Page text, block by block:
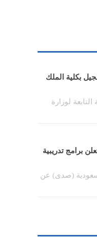
بكلية الملك
لوزارة
برامج تدريبية
(صدى) عن